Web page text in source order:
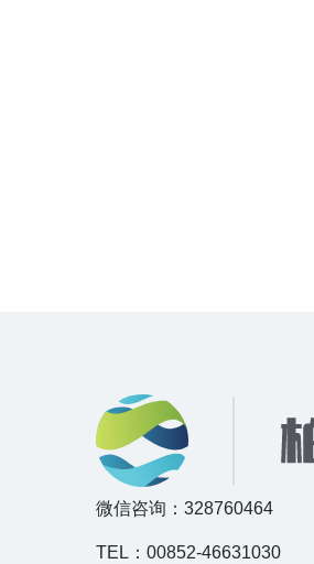
微信咨询：328760464
TEL：00852-46631030